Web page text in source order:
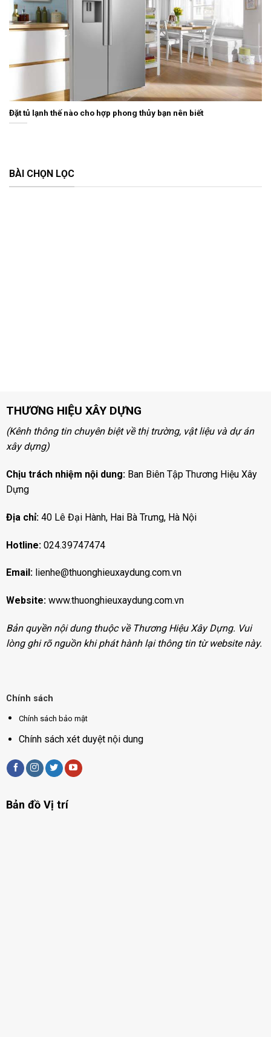
Đặt tủ lạnh thế nào cho hợp phong thủy bạn nên biết
BÀI CHỌN LỌC
THƯƠNG HIỆU XÂY DỰNG
(Kênh thông tin chuyên biệt về thị trường, vật liệu và dự án
xây dựng)
Chịu trách nhiệm nội dung:Ban Biên Tập Thương Hiệu Xây
Dựng
Địa chỉ:40 Lê Đại Hành, Hai Bà Trưng, Hà Nội
Hotline:024.39747474
Email:lienhe@thuonghieuxaydung.com.vn
Website: www.thuonghieuxaydung.com.vn
Bản quyền nội dung thuộc về Thương Hiệu Xây Dựng. Vui
lòng ghi rõ nguồn khi phát hành lại thông tin từ website này.
Chính sách
Chính sách bảo mật
Chính sách xét duyệt nội dung
Bản đồ Vị trí